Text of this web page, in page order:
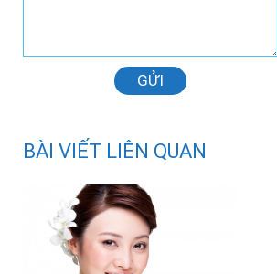
GỬI
BÀI VIẾT LIÊN QUAN